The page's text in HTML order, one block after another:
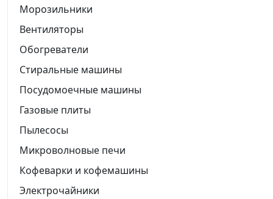
Морозильники
Вентиляторы
Обогреватели
Стиральные машины
Посудомоечные машины
Газовые плиты
Пылесосы
Микроволновые печи
Кофеварки и кофемашины
Электрочайники